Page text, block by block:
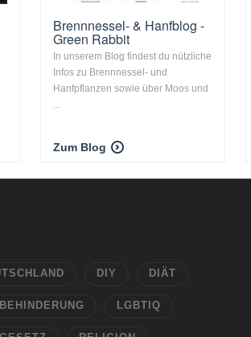
Brennnessel- & Hanfblog -
Green Rabbit
In unserem Blog findest du nützliche
Infos zu Brennnessel- und
Hanfpflanzen sowie über Moos und
...
Zum Blog
DIY DIÄT
LGBTIQ